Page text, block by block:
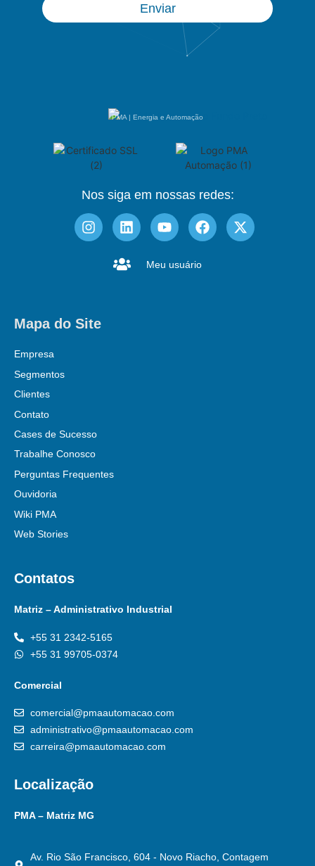
Enviar
PMA | Energia e Automação
Nos siga em nossas redes:
Meu usuário
Mapa do Site
Empresa
Segmentos
Clientes
Contato
Cases de Sucesso
Trabalhe Conosco
Perguntas Frequentes
Ouvidoria
Wiki PMA
Web Stories
Contatos
Matriz – Administrativo Industrial
+55 31 2342-5165
+55 31 99705-0374
Comercial
comercial@pmaautomacao.com
administrativo@pmaautomacao.com
carreira@pmaautomacao.com
Localização
PMA – Matriz MG
Av. Rio São Francisco, 604 - Novo Riacho, Contagem